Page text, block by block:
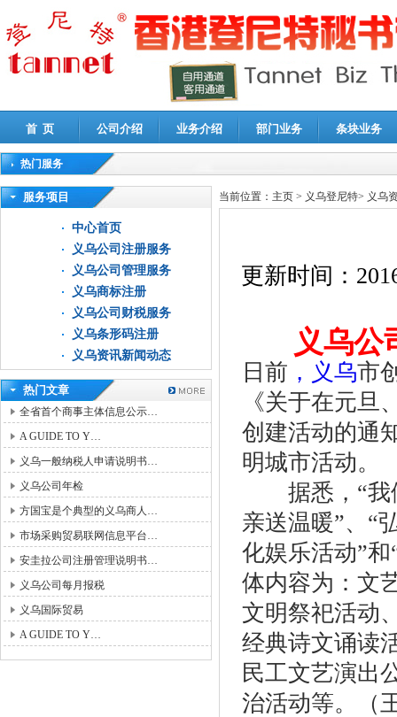
首 页 公司介绍 业务介绍 部门业务 条块业务
热门服务
高新技术企业认定审计|企业所得税汇算清缴申报鉴证
服务项目
中心首页
义乌公司注册服务
义乌公司管理服务
义乌商标注册
义乌公司财税服务
义乌条形码注册
义乌资讯新闻动态
热门文章
全省首个商事主体信息公示…
A GUIDE TO Y…
义乌一般纳税人申请说明书…
义乌公司年检
方国宝是个典型的义乌商人…
市场采购贸易联网信息平台…
安圭拉公司注册管理说明书…
义乌公司每月报税
义乌国际贸易
A GUIDE TO Y…
当前位置： 主页 > 义乌登尼特> 义乌
更新时间：
义乌公
日前 ，义乌市
《关于在元旦
创建活动的通
明城市活动。
据悉，“我们
亲送温暖”、“
化娱乐活动”
体内容为：文
文明祭祀活动
经典诗文诵读
民工文艺演出
治活动等。（